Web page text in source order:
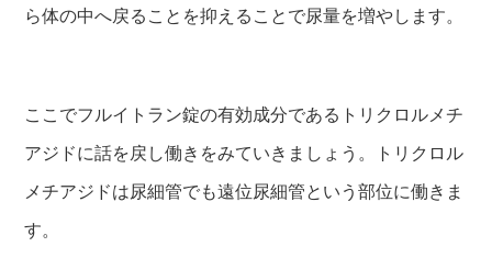
ら体の中へ戻ることを抑えることで尿量を増やします。
ここでフルイトラン錠の有効成分であるトリクロルメチ
アジドに話を戻し働きをみていきましょう。トリクロル
メチアジドは尿細管でも遠位尿細管という部位に働きま
す。